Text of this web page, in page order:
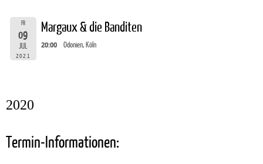
FR
09
JUL
2021
Margaux & die Banditen
20:00 Odonien, Köln
2020
Termin-Informationen: